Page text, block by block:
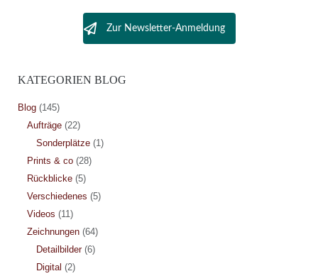
Zur Newsletter-Anmeldung
KATEGORIEN BLOG
Blog(145)
Aufträge(22)
Sonderplätze(1)
Prints & co(28)
Rückblicke(5)
Verschiedenes (5)
Videos (11)
Zeichnungen(64)
Detailbilder(6)
Digital (2)